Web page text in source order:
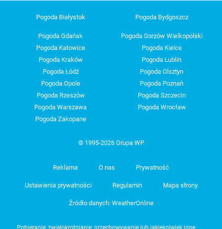
Pogoda Białystok Pogoda Bydgoszcz
Pogoda Gdańsk
Pogoda Gorzów Wielkopolski
Pogoda Katowice
Pogoda Kielce
Pogoda Kraków
Pogoda Lublin
Pogoda Łódź
Pogoda Olsztyn
Pogoda Opole
Pogoda Poznań
Pogoda Rzeszów
Pogoda Szczecin
Pogoda Warszawa
Pogoda Wrocław
Pogoda Zakopane
© 1995-2026 Grupa WP
Reklama O nas Prywatność
Ustawienia prywatności Regulamin Mapa strony
Źródło danych: WeatherOnline
Pobieranie, zwielokrotnianie, przechowywanie lub jakiekolwiek inne